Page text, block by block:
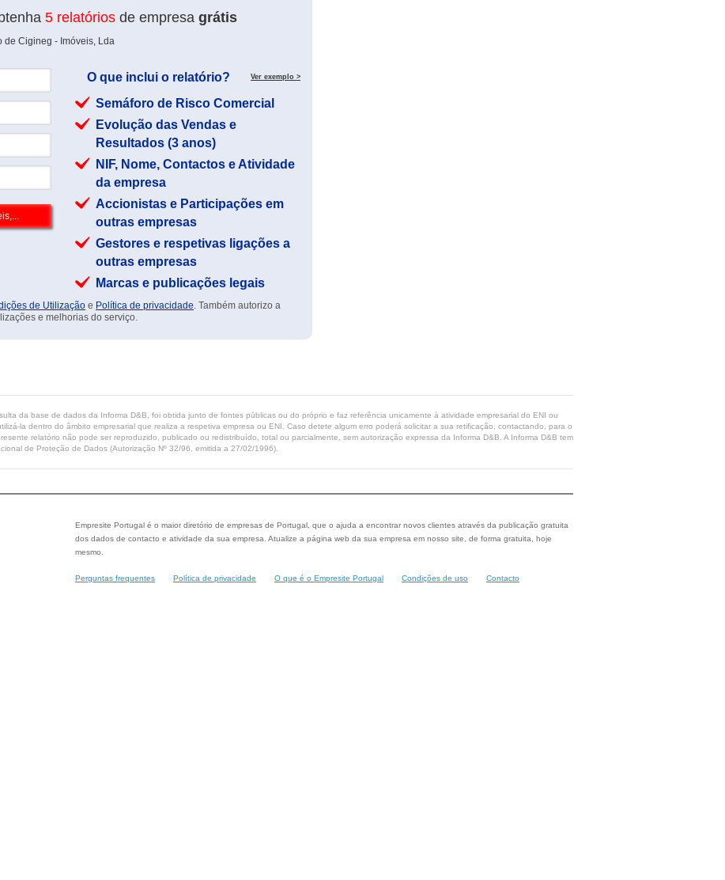
5 relatórios de empresa grátis
de Cigineg - Imóveis, Lda
O que inclui o relatório? Ver exemplo >
Semáforo de Risco Comercial
Evolução das Vendas e
Resultados (3 anos)
NIF, Nome, Contactos e Atividade
da empresa
Accionistas e Participações em
outras empresas
Gestores e respetivas ligações a
outras empresas
Marcas e publicações legais
de Utilização e Política de privacidade. Também autorizo a
e melhorias do serviço.
da base de dados da Informa D&B, foi obtida junto de fontes públicas ou do próprio e faz referência unicamente à atividade empresarial do ENI ou
la dentro do âmbito empresarial que realiza a respetiva empresa ou ENI. Caso detete algum erro poderá solicitar a sua retificação, contactando, para o
relatório não pode ser reproduzido, publicado ou redistribuído, total ou parcialmente, sem autorização expressa da Informa D&B. A Informa D&B tem
de Proteção de Dados (Autorização Nº 32/96, emitida a 27/02/1996).
Empresite Portugal é o maior diretório de empresas de Portugal, que o ajuda a encontrar novos clientes através da publicação gratuita
dos dados de contacto e atividade da sua empresa. Atualize a página web da sua empresa em nosso site, de forma gratuita, hoje
mesmo.
Perguntas frequentes Política de privacidade O que é o Empresite Portugal Condições de uso Contacto